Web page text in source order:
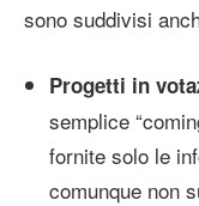
sono suddivisi
Progetti in
semplice
fornite solo le
comunque non